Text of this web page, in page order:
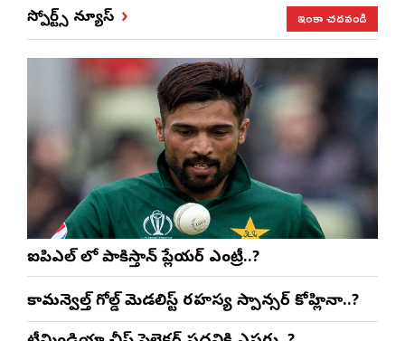
స్పోర్ట్స్ న్యూస్ ఇంకా చదవండి
ఐపిఎల్ లో పాకిస్తాన్ ప్లేయర్ ఎంట్రీ..?
కామన్వెల్త్ గోల్డ్ మెడలిస్ట్ రహస్య స్పాన్సర్ కోహ్లినా..?